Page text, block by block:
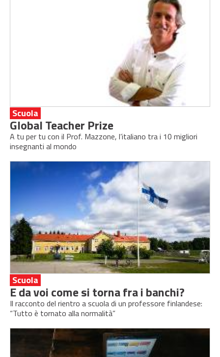
Scuola
Global Teacher Prize
A tu per tu con il Prof. Mazzone, l’italiano tra i 10 migliori
insegnanti al mondo
Scuola
E da voi come si torna fra i banchi?
Il racconto del rientro a scuola di un professore finlandese:
“Tutto è tornato alla normalità”